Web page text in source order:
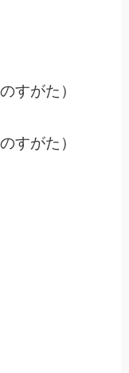
すがた）
すがた）